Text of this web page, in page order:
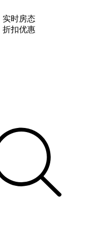
实时房态
折扣优惠